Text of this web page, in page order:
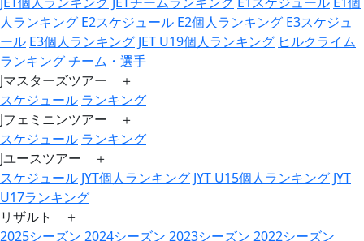
人ランキング E2スケジュール E2個人ランキング E3スケジュ
ール E3個人ランキング JET U19個人ランキング ヒルクライム
ランキングチーム・選手
Jマスターズツアー ＋
スケジュール ランキング
Jフェミニンツアー ＋
スケジュール ランキング
Jユースツアー ＋
スケジュール JYT個人ランキング JYT U15個人ランキング JYT
U17ランキング
リザルト ＋
2025シーズン 2024シーズン 2023シーズン 2022シーズン